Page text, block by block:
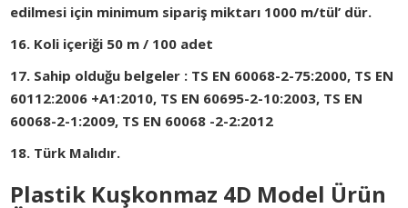
edilmesi için minimum sipariş miktarı 1000 m/tül’ dür.
16. Koli içeriği 50 m / 100 adet
17. Sahip olduğu belgeler : TS EN 60068-2-75:2000, TS EN
60112:2006 +A1:2010, TS EN 60695-2-10:2003, TS EN
60068-2-1:2009, TS EN 60068 -2-2:2012
18. Türk Malıdır.
Plastik Kuşkonmaz 4D Model Ürün